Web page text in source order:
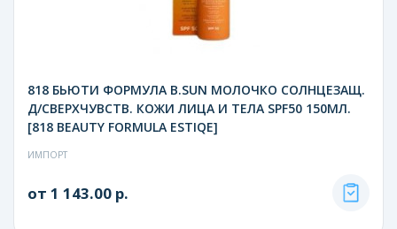
818 БЬЮТИ ФОРМУЛА B.SUN МОЛОЧКО СОЛНЦЕЗАЩ.
Д/СВЕРХЧУВСТВ. КОЖИ ЛИЦА И ТЕЛА SPF50 150МЛ.
[818 BEAUTY FORMULA ESTIQE]
ИМПОРТ
от 1 143.00 р.